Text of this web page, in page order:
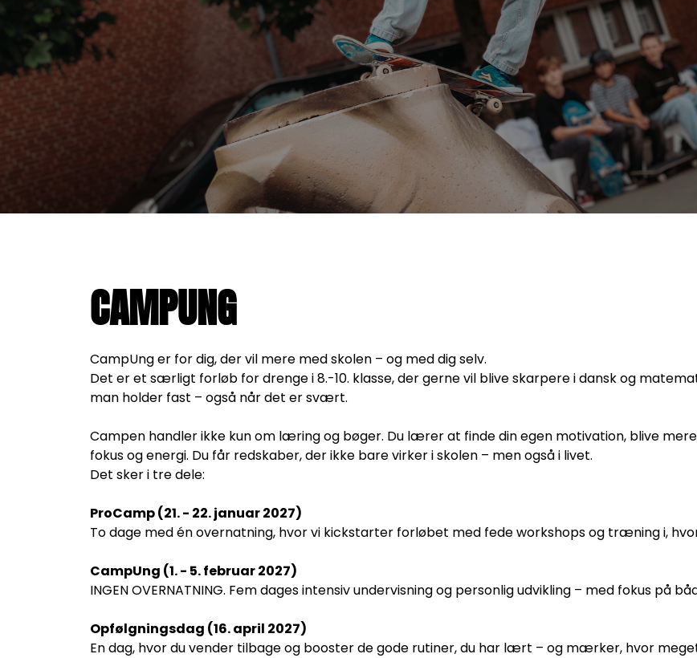
CAMPUNG
CampUng er for dig, der vil mere med skolen – og med dig selv.
Det er et særligt forløb for drenge i 8.-10. klasse, der gerne vil blive skarpere i dansk og
man holder fast – også når det er svært.
Campen handler ikke kun om læring og bøger. Du lærer at finde din egen motivation, blive
fokus og energi. Du får redskaber, der ikke bare virker i skolen – men også i livet.
Det sker i tre dele:
ProCamp (21. - 22. januar 2027)
To dage med én overnatning, hvor vi kickstarter forløbet med fede workshops og træning i,
CampUng (1. - 5. februar 2027)
INGEN OVERNATNING. Fem dages intensiv undervisning og personlig udvikling – med fokus på
Opfølgningsdag (16. april 2027)
En dag, hvor du vender tilbage og booster de gode rutiner, du har lært – og mærker, hvor